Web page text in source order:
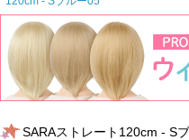
SARAストレート120cm - S